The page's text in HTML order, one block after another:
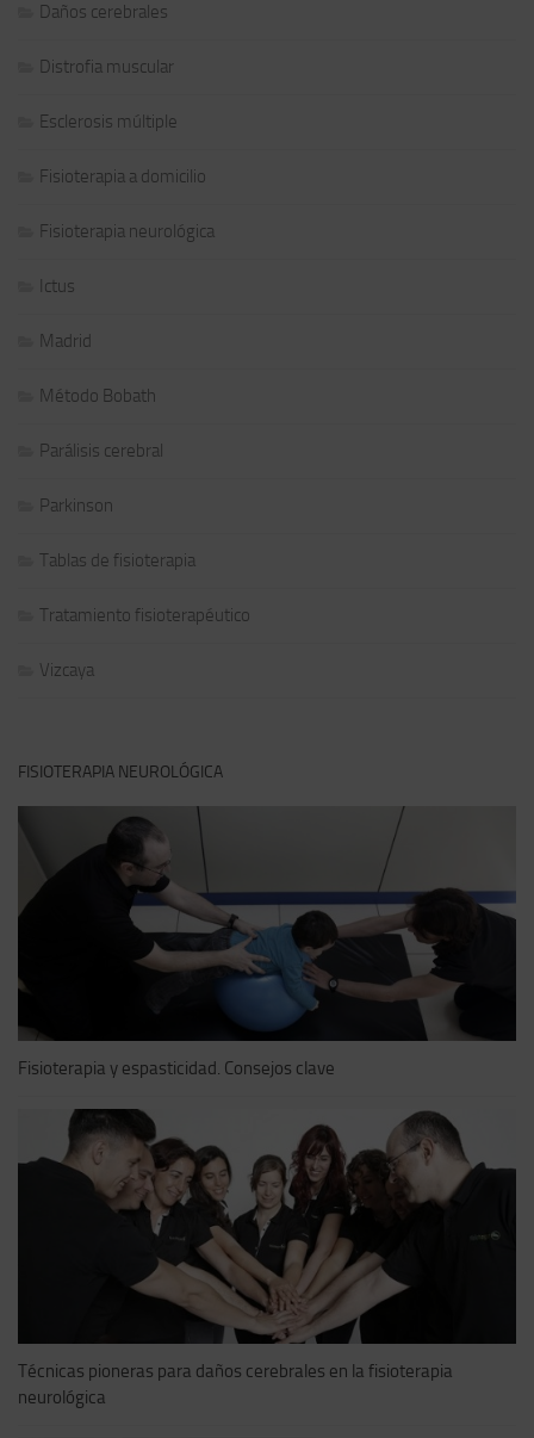
Daños cerebrales
Distrofia muscular
Esclerosis múltiple
Fisioterapia a domicilio
Fisioterapia neurológica
Ictus
Madrid
Método Bobath
Parálisis cerebral
Parkinson
Tablas de fisioterapia
Tratamiento fisioterapéutico
Vizcaya
FISIOTERAPIA NEUROLÓGICA
Fisioterapia y espasticidad. Consejos clave
Técnicas pioneras para daños cerebrales en la fisioterapia
neurológica